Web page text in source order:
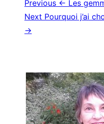
Navigation
de
Previous ← Les
Next Pourquoi j’ai
→